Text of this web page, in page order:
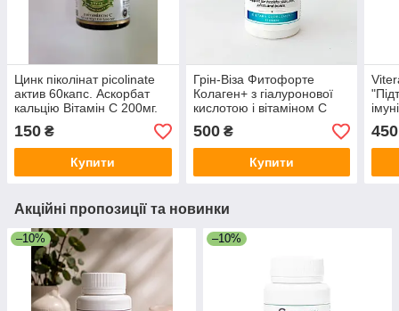
Цинк піколінат picolinate
актив 60капс. Аскорбат
кальцію Вітамін С 200мг.
150 ₴
Купити
Грін-Віза Фитофорте
Колаген+ з гіалуронової
кислотою і вітаміном С
90капс.
500₴
Купити
450
Акційні пропозиції та новинки
–10% –10%